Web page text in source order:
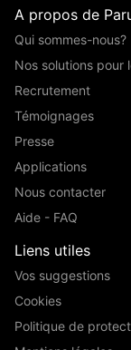
A propos de
Qui sommes-nous?
Nos solutions pour
Recrutement
Témoignages
Presse
Applications
Nous contacter
Aide - FAQ
Liens utiles
Vos suggestions
Cookies
Politique de